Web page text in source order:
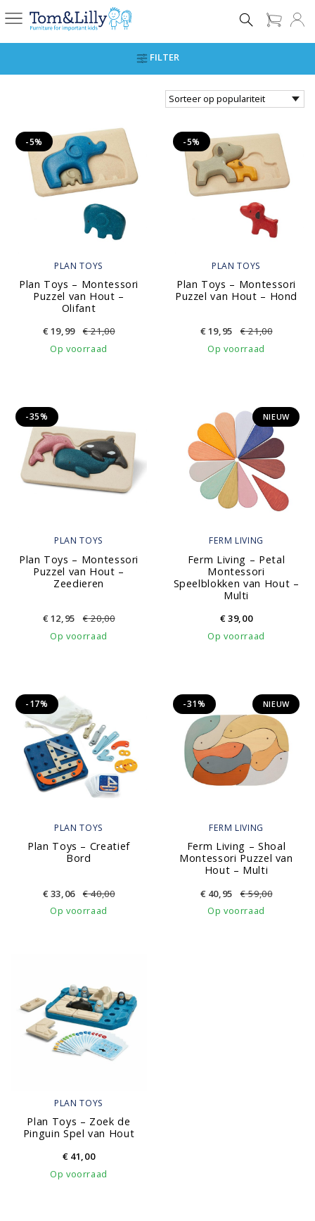
FILTER
PLAN TOYS
Plan Toys – Montessori
Puzzel van Hout –
Olifant
€ 19,99 €21,00
-5%
Op voorraad
PLAN TOYS
Plan Toys – Montessori
Puzzel van Hout – Hond
€ 19,95 €21,00
-5%
Op voorraad
PLAN TOYS
Plan Toys – Montessori
Puzzel van Hout –
Zeedieren
€ 12,95 €20,00
-35%
Op voorraad
FERM LIVING
Ferm Living – Petal
Montessori
Speelblokken van Hout –
Multi
NIEUW
€39,00
Op voorraad
PLAN TOYS
Plan Toys – Creatief
Bord
€ 33,06 €40,00
-17%
Op voorraad
FERM LIVING
Ferm Living – Shoal
Montessori Puzzel van
Hout – Multi
NIEUW
€ 40,95 €59,00
-31%
Op voorraad
PLAN TOYS
Plan Toys – Zoek de
Pinguin Spel van Hout
€41,00
Op voorraad